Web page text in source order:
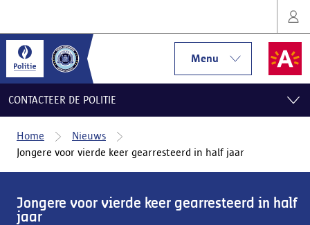
Menu
CONTACTEER DE POLITIE
Home
Nieuws
Jongere voor vierde keer gearresteerd in half jaar
Jongere voor vierde keer gearresteerd in half
jaar